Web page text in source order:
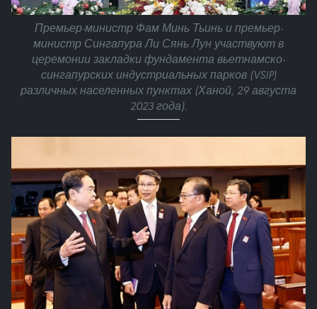
Премьер-министр Фам Минь Тьинь и премьер-
министр Сингапура Ли Сянь Лун участвуют в
церемонии закладки фундамента вьетнамско-
сингапурских индустриальных парков (VSIP)
различных населенных пунктах (Ханой, 29 августа
2023 года).